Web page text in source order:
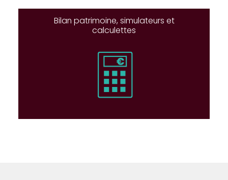
Bilan patrimoine, simulateurs et
calculettes